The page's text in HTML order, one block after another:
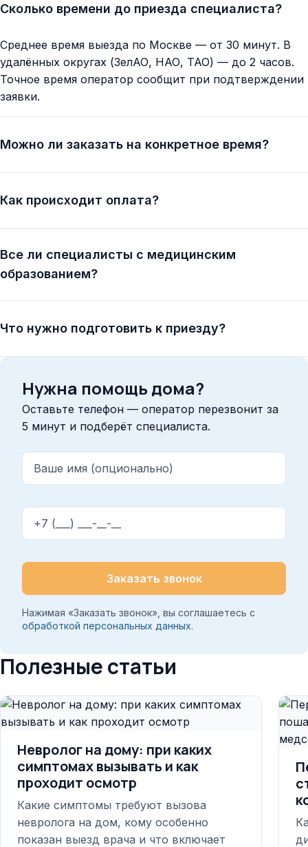
Сколько времени до приезда специалиста?
Среднее время выезда по Москве — от 30 минут. В
удалённых округах (ЗелАО, НАО, ТАО) — до 2 часов.
Точное время оператор сообщит при подтверждении
заявки.
Можно ли заказать на конкретное время?
Как происходит оплата?
Все ли специалисты с медицинским
образованием?
Что нужно подготовить к приезду?
Нужна помощь дома?
Оставьте телефон — оператор перезвонит за
5 минут и подберёт специалиста.
Ваше имя (опционально)
Телефон
Заказать звонок
Нажимая «Заказать звонок», вы соглашаетесь с
обработкой персональных данных.
Полезные статьи
Невролог на дому: при каких
симптомах вызывать и как
проходит осмотр
Какие симптомы требуют вызова
невролога на дом, кому особенно
показан выезд врача и что включает